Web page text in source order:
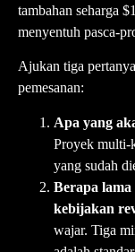
tambahan seharga
menyentuh pasca-
Ajukan tiga
pemesanan:
Apa yang
Proyek multi-
yang sudah
Berapa
kebijakan
wajar. Tiga